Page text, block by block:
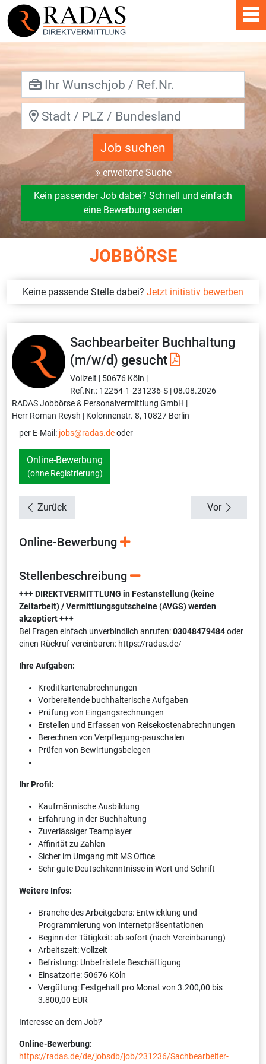
Job suchen
erweiterte Suche
Kein passender Job dabei? Schnell und einfach
eine Bewerbung senden
JOBBÖRSE
Keine passende Stelle dabei? Jetzt initiativ bewerben
Sachbearbeiter Buchhaltung
(m/w/d) gesucht
Vollzeit | 50676 Köln |
Ref.Nr.: 12254-1-231236-S |08.08.2026
RADAS Jobbörse & Personalvermittlung GmbH |
Herr Roman Reysh | Kolonnenstr. 8, 10827 Berlin
per E-Mail: jobs@radas.deoder
Online-Bewerbung
(ohne Registrierung)
Zurück Vor
Online-Bewerbung
Stellenbeschreibung
+++ DIREKTVERMITTLUNG in Festanstellung (keine
Zeitarbeit) / Vermittlungsgutscheine (AVGS) werden
akzeptiert +++
Bei Fragen einfach unverbindlich anrufen:03048479484oder
einen Rückruf vereinbaren: https://radas.de/
Ihre Aufgaben:
Kreditkartenabrechnungen
Vorbereitende buchhalterische Aufgaben
Prüfung von Eingangsrechnungen
Erstellen und Erfassen von Reisekostenabrechnungen
Berechnen von Verpflegung-pauschalen
Prüfen von Bewirtungsbelegen
Ihr Profil:
Kaufmännische Ausbildung
Erfahrung in der Buchhaltung
Zuverlässiger Teamplayer
Affinität zu Zahlen
Sicher im Umgang mit MS Office
Sehr gute Deutschkenntnisse in Wort und Schrift
Weitere Infos:
Branche des Arbeitgebers: Entwicklung und
Programmierung von Internetpräsentationen
Beginn der Tätigkeit: ab sofort (nach Vereinbarung)
Arbeitszeit: Vollzeit
Befristung: Unbefristete Beschäftigung
Einsatzorte: 50676 Köln
Vergütung: Festgehalt pro Monat von 3.200,00 bis
3.800,00 EUR
Interesse an dem Job?
Online-Bewerbung:
https://radas.de/de/jobsdb/job/231236/Sachbearbeiter-